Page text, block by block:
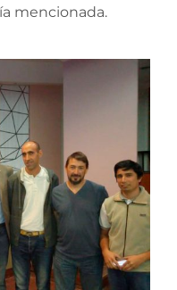
mencionada.